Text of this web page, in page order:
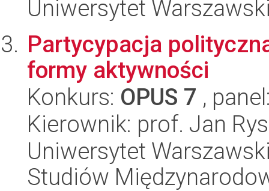
Uniwersytet
Partycypacja
formy aktywności
Konkurs: OPUS 7 ,
Kierownik: prof. Jan
Uniwersytet
Studiów